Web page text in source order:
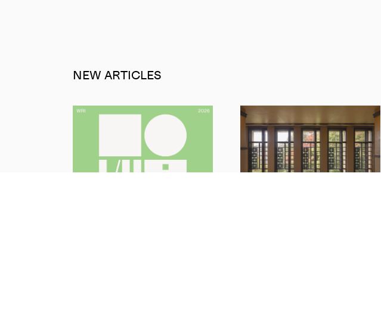
NEW ARTICLES